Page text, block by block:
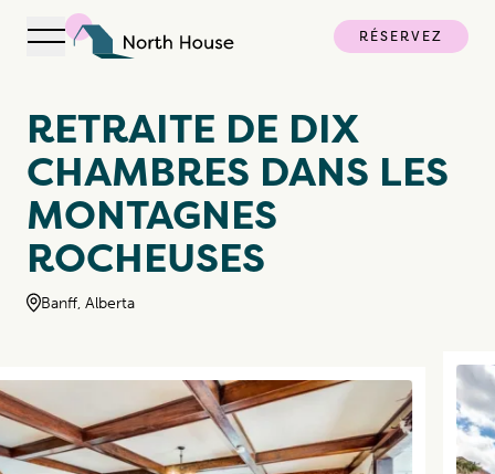
Ouvrir la navigation
RÉSERVEZ
RETRAITE DE DIX
CHAMBRES DANS LES
MONTAGNES
ROCHEUSES
Banff, Alberta